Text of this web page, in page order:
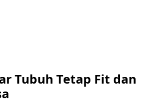
Tubuh Tetap Fit dan